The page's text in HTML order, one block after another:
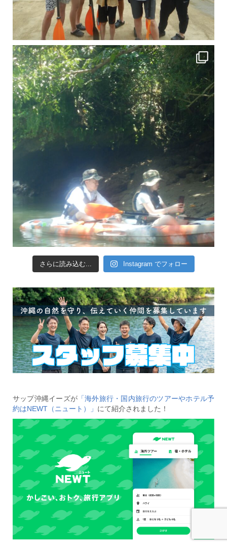
引き潮だったの
さらに読み込む... Instagram でフォロー
サップ沖縄イーズが 「海外旅行・国内旅行のツアーやホテル予
約はNEWT（ニュート）」 にて紹介されました！